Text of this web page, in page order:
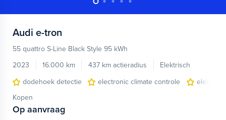
Audi e-tron
55 quattro S-Line Black Style 95 kWh
2023
16.000 km 437 km actieradius
Elektrisch
dodehoek detectie
electronic climate controle
Kopen
Op aanvraag